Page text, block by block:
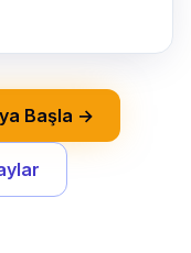
Başla →